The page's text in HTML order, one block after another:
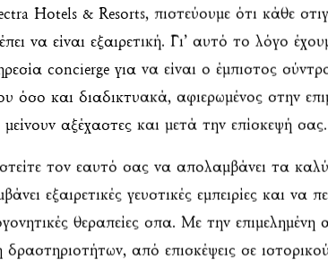
Hotels & Resorts, πιστεύουμε ότι κάθε
να είναι εξαιρετική. Γι’ αυτό το λόγο
concierge για να είναι ο έμπιστος
όσο και διαδικτυακά, αφιερωμένος στην
αξέχαστες και μετά την επίσκεψή σας.
τον εαυτό σας να απολαμβάνει τα
εξαιρετικές γευστικές εμπειρίες και να
θεραπείες σπα. Με την επιμελημένη
δραστηριοτήτων, από επισκέψεις σε